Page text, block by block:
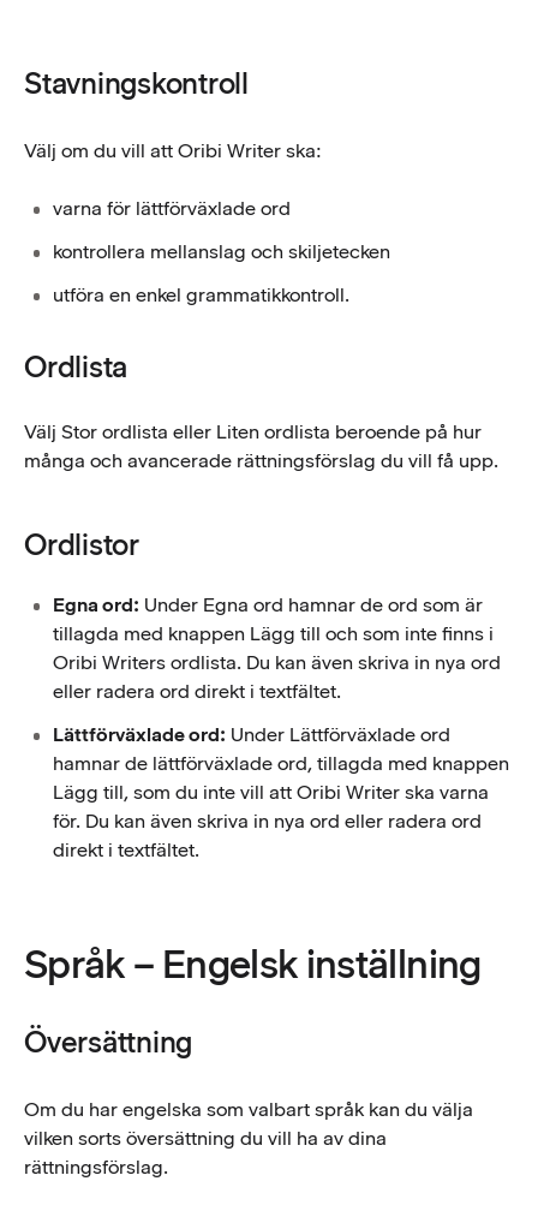
Stavningskontroll
Välj om du vill att Oribi Writer ska:
varna för lättförväxlade ord
kontrollera mellanslag och skiljetecken
utföra en enkel grammatikkontroll.
Ordlista
Välj Stor ordlista eller Liten ordlista beroende på hur
många och avancerade rättningsförslag du vill få upp.
Ordlistor
Egna ord: Under Egna ord hamnar de ord som är
tillagda med knappen Lägg till och som inte finns i
Oribi Writers ordlista. Du kan även skriva in nya ord
eller radera ord direkt i textfältet.
Lättförväxlade ord: Under Lättförväxlade ord
hamnar de lättförväxlade ord, tillagda med knappen
Lägg till, som du inte vill att Oribi Writer ska varna
för. Du kan även skriva in nya ord eller radera ord
direkt i textfältet.
Språk – Engelsk inställning
Översättning
Om du har engelska som valbart språk kan du välja
vilken sorts översättning du vill ha av dina
rättningsförslag.